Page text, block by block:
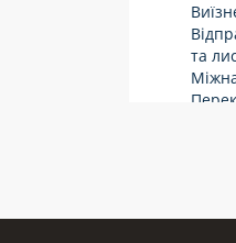
та